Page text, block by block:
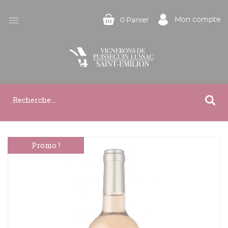
 Mon compte
0 Panier
Promo !